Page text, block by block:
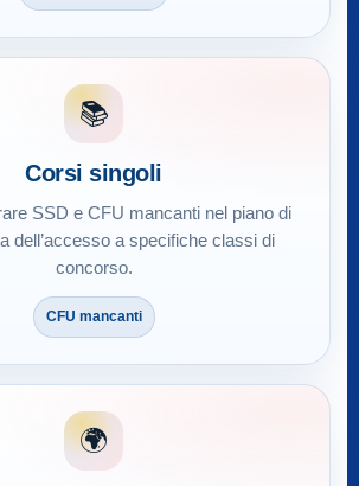
📚
Corsi singoli
SSD e CFU mancanti nel piano di
dell’accesso a specifiche classi di
concorso.
CFU mancanti
🌍